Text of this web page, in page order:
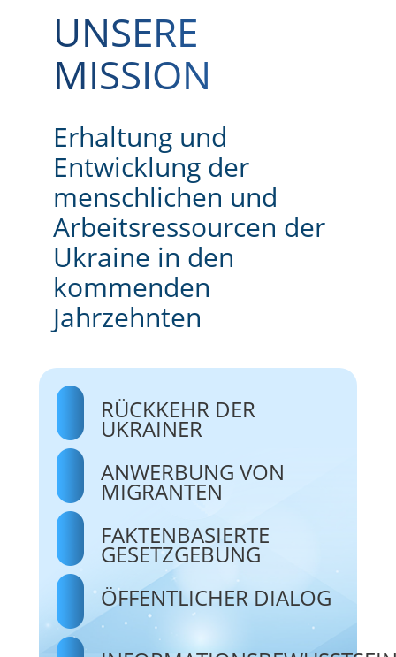
UNSERE
MISSION
Erhaltung und
Entwicklung der
menschlichen und
Arbeitsressourcen der
Ukraine in den
kommenden
Jahrzehnten
RÜCKKEHR DER
UKRAINER
ANWERBUNG VON
MIGRANTEN
FAKTENBASIERTE
GESETZGEBUNG
ÖFFENTLICHER DIALOG